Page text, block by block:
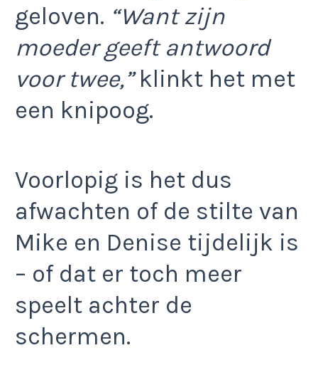
geloven. “Want zijn
moeder geeft antwoord
voor twee,”klinkt het met
een knipoog.
Voorlopig is het dus
afwachten of de stilte van
Mike en Denise tijdelijk is
– of dat er toch meer
speelt achter de
schermen.